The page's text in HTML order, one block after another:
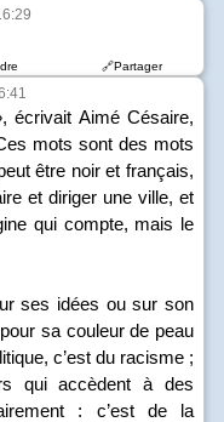
🔗Partager
écrivait Aimé Césaire,
mots sont des mots
être noir et français,
et diriger une ville, et
qui compte, mais le
ses idées ou sur son
sa couleur de peau
c’est du racisme ;
qui accèdent à des
: c’est de la